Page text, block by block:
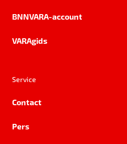
BNNVARA-account
VARAgids
Service
Contact
Pers